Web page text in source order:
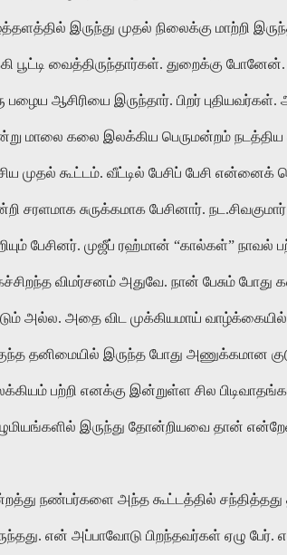
இருந்து முதல் நிலைக்கு மாற்றி
பூட்டி வைத்திருந்தார்கள். துறைக்கு
பழைய ஆசிரியை இருந்தார். பிறர்
மாலை கலை இலக்கிய பெருமன்றம்
முதல் கூட்டம். வீட்டில் பேசிப் பேசி
சரளமாக சுருக்கமாக பேசினார்.
பேசினர். முஜீப் ரஹ்மான் “கால்கள்” நாவல்
விமர்சனம் அதுவே. நான் பேசும்
அல்ல. அதை விட முக்கியமாய்
தனிமையில் இருந்த போது அணுக்கமான
பற்றி எனக்கு இன்றுள்ள சில
இருந்து தோன்றியவை தான்
நண்பர்களை அந்த கூட்டத்தில்
என் அப்பாவோடு பிறந்தவர்கள் ஏழு பேர்.